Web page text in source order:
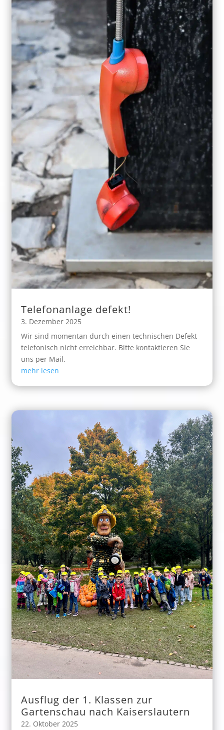
Telefonanlage defekt!
3. Dezember 2025
Wir sind momentan durch einen technischen Defekt
telefonisch nicht erreichbar. Bitte kontaktieren Sie
uns per Mail.
mehr lesen
Ausflug der 1. Klassen zur
Gartenschau nach Kaiserslautern
22. Oktober 2025